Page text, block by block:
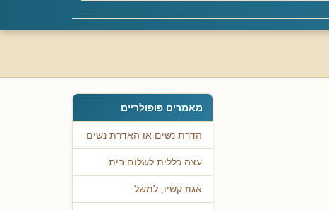
מאמרים פופולריים
הדרת נשים או האדרת נשים
עצה כללית לשלום בית
אגוז קשיו, למשל